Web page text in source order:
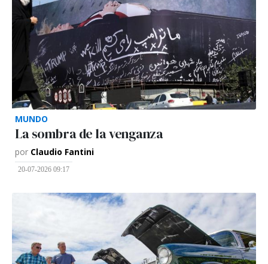
MUNDO
La sombra de la venganza
por Claudio Fantini
20-07-2026 09:17